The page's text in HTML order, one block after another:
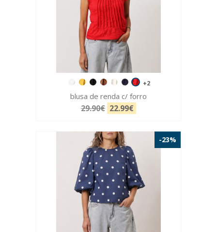
+2
blusa de renda c/ forro
29.90€ 22.99€
-23%